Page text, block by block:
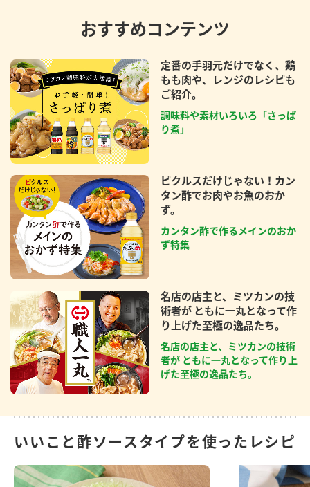
おすすめコンテンツ
定番の手羽元だけでなく、鶏
もも肉や、レンジのレシピも
ご紹介。
調味料や素材いろいろ「さっぱ
り煮」
ピクルスだけじゃない！カン
タン酢でお肉やお魚のおか
ず。
カンタン酢で作るメインのおか
ず特集
名店の店主と、ミツカンの技
術者が ともに一丸となって作
り上げた至極の逸品たち。
名店の店主と、ミツカンの技術
者が ともに一丸となって作り上
げた至極の逸品たち。
いいこと酢ソースタイプを使ったレシピ